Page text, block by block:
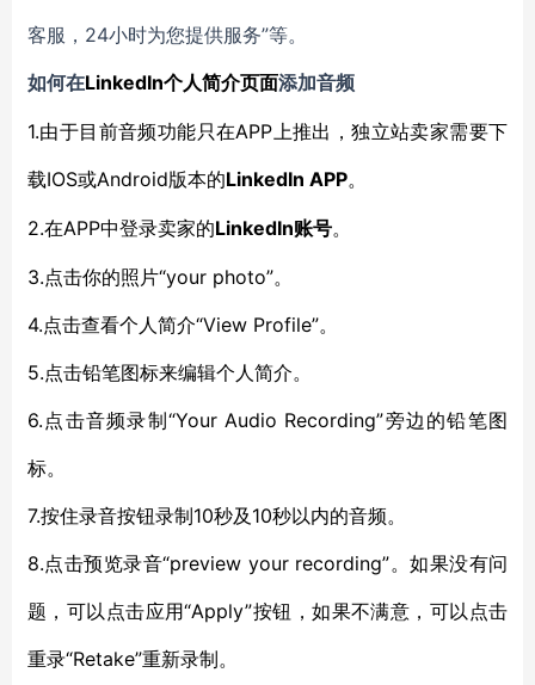
客服，24小时为您提供服务”等。
如何在LinkedIn个人简介页面添加音频
1.由于目前音频功能只在APP上推出，独立站卖家需要下
载IOS或Android版本的LinkedIn APP。
2.在APP中登录卖家的LinkedIn账号。
3.点击你的照片“your photo”。
4.点击查看个人简介“View Profile”。
5.点击铅笔图标来编辑个人简介。
6.点击音频录制“Your Audio Recording”旁边的铅笔图
标。
7.按住录音按钮录制10秒及10秒以内的音频。
8.点击预览录音“preview your recording”。如果没有问
题，可以点击应用“Apply”按钮，如果不满意，可以点击
重录“Retake”重新录制。